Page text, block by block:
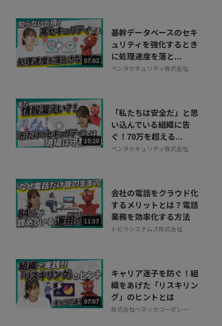
07:02
基幹データベースのセキ
ュリティを強化するとき
に処理速度を落と...
ペンタセキュリティ株式会社
10:20
「私たちは安全だ」と思
い込んでいる組織に告
ぐ！70万を超える...
ペンタセキュリティ株式会社
11:37
会社の電話をクラウド化
するメリットとは？電話
業務を効率化する方法
トビラシステムズ株式会社
07:07
キャリア迷子を防ぐ！組
織をあげた「リスキリン
グ」のヒントとは
株式会社ベネッセコーポレーシ